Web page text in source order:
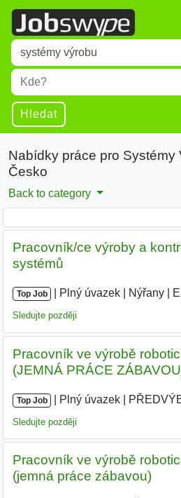
Title
Type 1 or more characters for
Místo
Type 1 or more characters for
Hledat
Nabídky práce pro Systémy
Česko
Back to category
Pracovník/ce výroby a
systémů
Top Job Plný úvazek Nýřany
Sledujte později
Pracovník ve výrobě
(JEMNÁ PRÁCE
Top Job Plný úvazek
Sledujte později
Pracovník ve výrobě
(jemná práce zábavou)